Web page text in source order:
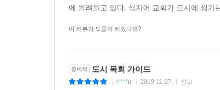
에 몰려들고 있다. 심지어 교회가 도시에 생
이 리뷰가 도움이 되었나요?
종이책 도시 목회 가이드
l****u 2019-11-27 신고